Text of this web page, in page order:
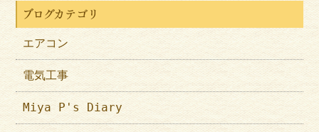
ブログカテゴリ
エアコン
電気工事
Miya P's Diary